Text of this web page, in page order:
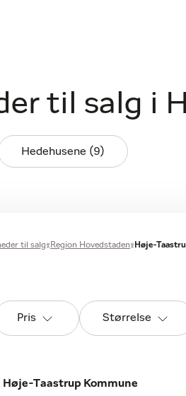
til salg i
Hedehusene (9)
til salg Region Hovedstaden Høje-
Pris Størrelse
Taastrup Kommune